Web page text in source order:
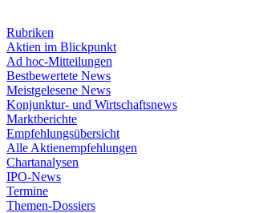
Rubriken
Aktien im Blickpunkt
Ad hoc-Mitteilungen
Bestbewertete News
Meistgelesene News
Konjunktur- und Wirtschaftsnews
Marktberichte
Empfehlungsübersicht
Alle Aktienempfehlungen
Chartanalysen
IPO-News
Termine
Themen-Dossiers